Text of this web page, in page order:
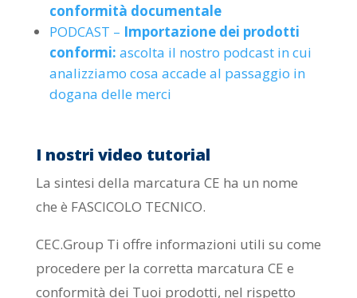
conformità documentale
PODCAST – Importazione dei prodotti
conformi: ascolta il nostro podcast in cui
analizziamo cosa accade al passaggio in
dogana delle merci
I nostri video tutorial
La sintesi della marcatura CE ha un nome
che è FASCICOLO TECNICO.
CEC.Group Ti offre informazioni utili su come
procedere per la corretta marcatura CE e
conformità dei Tuoi prodotti, nel rispetto